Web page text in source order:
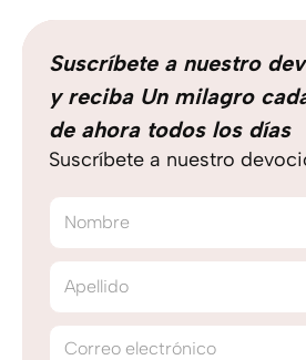
Suscríbete a nuestro
y reciba Un milagro
de ahora todos los días
Suscríbete a nuestro
Nombre
Apellido
Correo electrónico